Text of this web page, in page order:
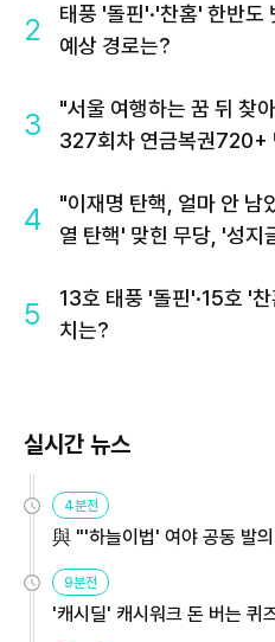
2
태풍 '돌핀'·'찬홈' 한반도
예상 경로는?
3
"서울 여행하는 꿈 뒤 찾
327회차 연금복권720+
4
"이재명 탄핵, 얼마 안 남
열 탄핵' 맞힌 무당, '성지
5
13호 태풍 '돌핀'·15호 '찬
치는?
실시간 뉴스
4분전
與 "'하늘이법' 여야 공동 발
9분전
'캐시딜' 캐시워크 돈 버는 퀴